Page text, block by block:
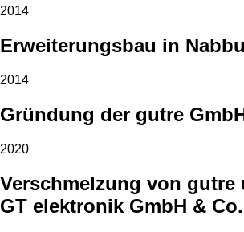
2014
Erweiterungsbau in
2014
Gründung der gutre
2020
Verschmelzung von gutre
GT elektronik GmbH &